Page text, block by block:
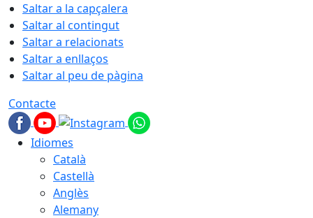
Saltar a la capçalera
Saltar al contingut
Saltar a relacionats
Saltar a enllaços
Saltar al peu de pàgina
Contacte
Idiomes
Català
Castellà
Anglès
Alemany